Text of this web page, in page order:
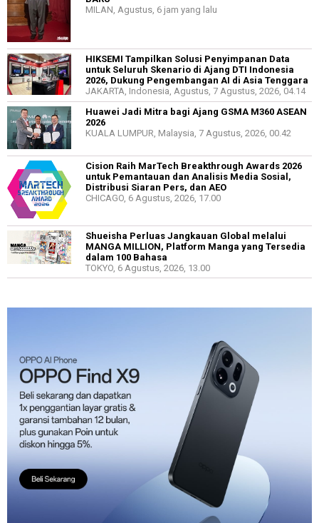
MILAN, Agustus, 6 jam yang lalu
HIKSEMI Tampilkan Solusi Penyimpanan Data
untuk Seluruh Skenario di Ajang DTI Indonesia
2026, Dukung Pengembangan AI di Asia Tenggara
JAKARTA, Indonesia, Agustus, 7 Agustus, 2026, 04.14
Huawei Jadi Mitra bagi Ajang GSMA M360 ASEAN
2026
KUALA LUMPUR, Malaysia, 7 Agustus, 2026, 00.42
Cision Raih MarTech Breakthrough Awards 2026
untuk Pemantauan dan Analisis Media Sosial,
Distribusi Siaran Pers, dan AEO
CHICAGO, 6 Agustus, 2026, 17.00
Shueisha Perluas Jangkauan Global melalui
MANGA MILLION, Platform Manga yang Tersedia
dalam 100 Bahasa
TOKYO, 6 Agustus, 2026, 13.00